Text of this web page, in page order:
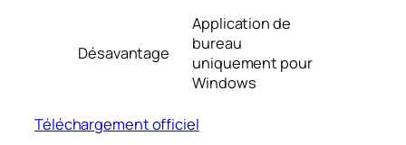
Désavantage
Application de
bureau
uniquement pour
Windows
Téléchargement officiel